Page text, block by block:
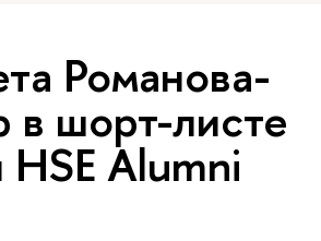
Романова-
в шорт-листе
Alumni